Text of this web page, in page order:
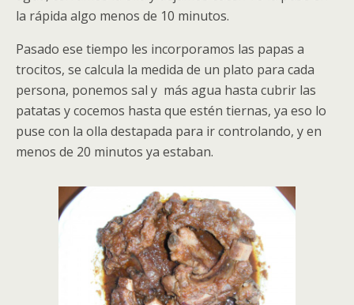
la rápida algo menos de 10 minutos.
Pasado ese tiempo les incorporamos las papas a
trocitos, se calcula la medida de un plato para cada
persona, ponemos sal y más agua hasta cubrir las
patatas y cocemos hasta que estén tiernas, ya eso lo
puse con la olla destapada para ir controlando, y en
menos de 20 minutos ya estaban.